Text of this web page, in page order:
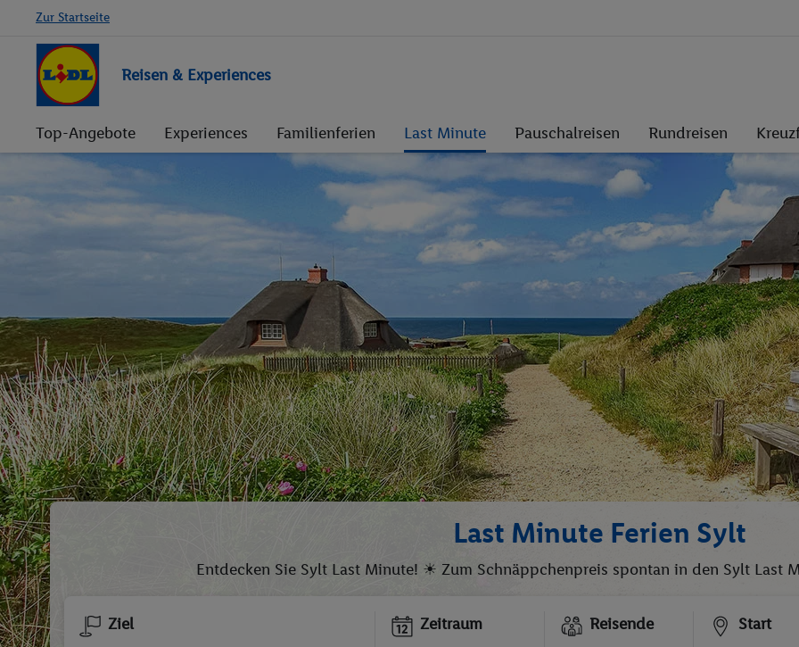
Zur Startseite
Reisen & Experiences
Top-Angebote Experiences Familienferien Last Minute Pauschalreisen Rundreisen
Last Minute Ferien Sylt
Entdecken Sie Sylt Last Minute! ☀ Zum Schnäppchenpreis spontan in den Sylt Last
Ziel Zeitraum Reisende Start